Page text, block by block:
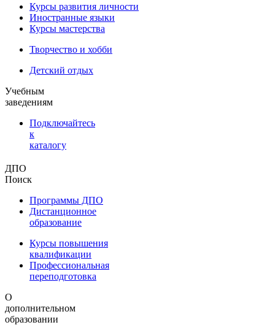
Курсы развития личности
Иностранные языки
Курсы мастерства
Творчество и хобби
Детский отдых
Учебным
заведениям
Подключайтесь
к
каталогу
ДПО
Поиск
Программы ДПО
Дистанционное
образование
Курсы повышения
квалификации
Профессиональная
переподготовка
О
дополнительном
образовании